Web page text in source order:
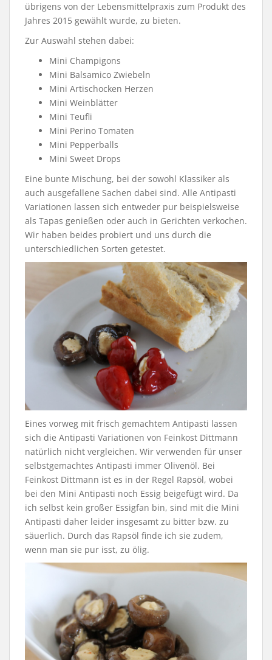
übrigens von der Lebensmittelpraxis zum Produkt des
Jahres 2015 gewählt wurde, zu bieten.
Zur Auswahl stehen dabei:
Mini Champigons
Mini Balsamico Zwiebeln
Mini Artischocken Herzen
Mini Weinblätter
Mini Teufli
Mini Perino Tomaten
Mini Pepperballs
Mini Sweet Drops
Eine bunte Mischung, bei der sowohl Klassiker als
auch ausgefallene Sachen dabei sind. Alle Antipasti
Variationen lassen sich entweder pur beispielsweise
als Tapas genießen oder auch in Gerichten verkochen.
Wir haben beides probiert und uns durch die
unterschiedlichen Sorten getestet.
Eines vorweg mit frisch gemachtem Antipasti lassen
sich die Antipasti Variationen von Feinkost Dittmann
natürlich nicht vergleichen. Wir verwenden für unser
selbstgemachtes Antipasti immer Olivenöl. Bei
Feinkost Dittmann ist es in der Regel Rapsöl, wobei
bei den Mini Antipasti noch Essig beigefügt wird. Da
ich selbst kein großer Essigfan bin, sind mit die Mini
Antipasti daher leider insgesamt zu bitter bzw. zu
säuerlich. Durch das Rapsöl finde ich sie zudem,
wenn man sie pur isst, zu ölig.